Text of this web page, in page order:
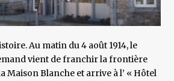
Au matin du 4 août 1914, le
vient de franchir la frontière
Maison Blanche et arrive à l’ « Hôtel